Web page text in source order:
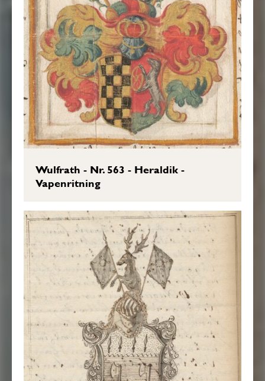
Wulfrath - Nr. 563 - Heraldik -
Vapenritning